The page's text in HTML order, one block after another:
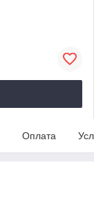
Оплата